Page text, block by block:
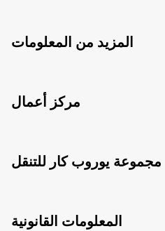
المزيد من المعلومات
مركز أعمال
مجموعة يوروب كار للتنقل
المعلومات القانونية